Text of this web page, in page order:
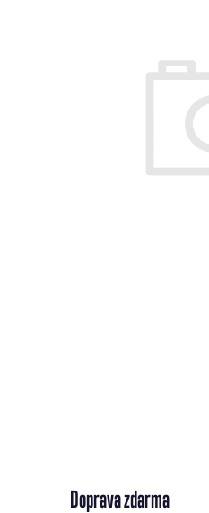
Doprava zdarma